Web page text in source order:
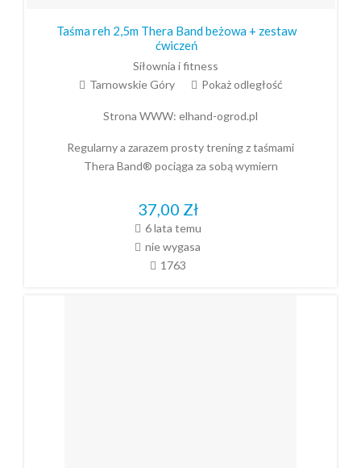
Taśma reh 2,5m Thera Band beżowa + zestaw
ćwiczeń
Siłownia i fitness
Tarnowskie Góry
Pokaż odległość
Strona WWW: elhand-ogrod.pl
Regularny a zarazem prosty trening z taśmami
Thera Band® pociąga za sobą wymiern
37,00 Zł
6 lata temu
nie wygasa
1763